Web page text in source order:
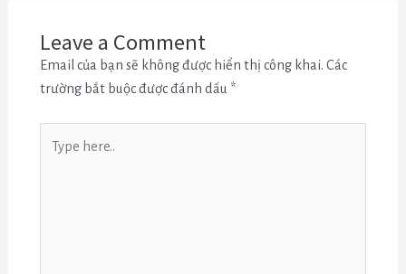
Leave a Comment
Email của bạn sẽ không được hiển thị công khai. Các
trường bắt buộc được đánh dấu *
here..